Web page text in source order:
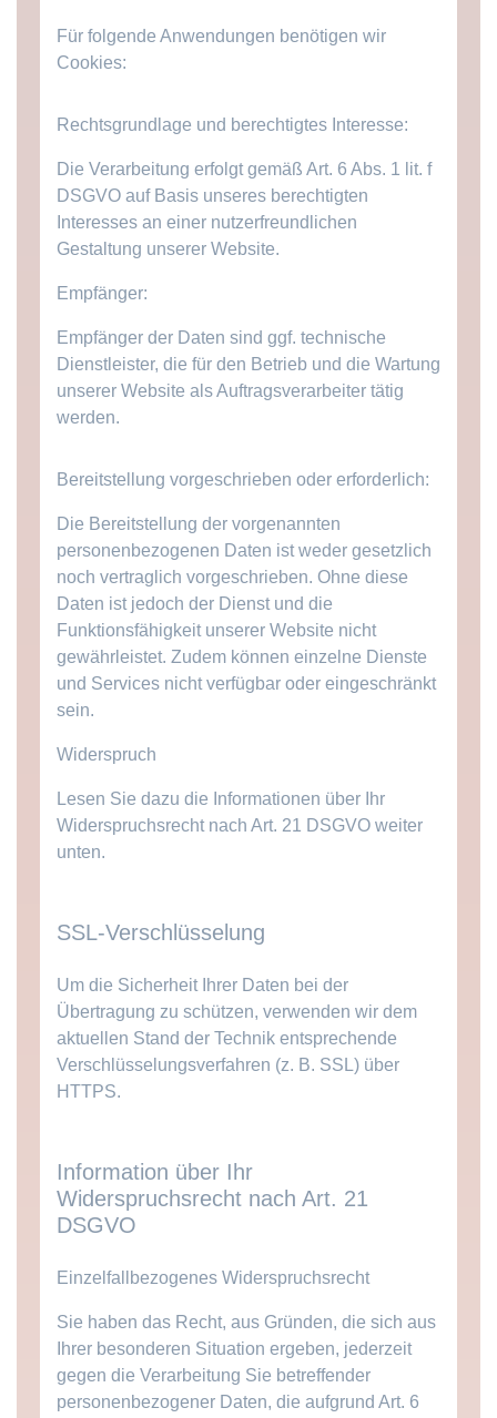
Für folgende Anwendungen benötigen wir
Cookies:
Rechtsgrundlage und berechtigtes Interesse:
Die Verarbeitung erfolgt gemäß Art. 6 Abs. 1 lit. f
DSGVO auf Basis unseres berechtigten
Interesses an einer nutzerfreundlichen
Gestaltung unserer Website.
Empfänger:
Empfänger der Daten sind ggf. technische
Dienstleister, die für den Betrieb und die Wartung
unserer Website als Auftragsverarbeiter tätig
werden.
Bereitstellung vorgeschrieben oder erforderlich:
Die Bereitstellung der vorgenannten
personenbezogenen Daten ist weder gesetzlich
noch vertraglich vorgeschrieben. Ohne diese
Daten ist jedoch der Dienst und die
Funktionsfähigkeit unserer Website nicht
gewährleistet. Zudem können einzelne Dienste
und Services nicht verfügbar oder eingeschränkt
sein.
Widerspruch
Lesen Sie dazu die Informationen über Ihr
Widerspruchsrecht nach Art. 21 DSGVO weiter
unten.
SSL-Verschlüsselung
Um die Sicherheit Ihrer Daten bei der
Übertragung zu schützen, verwenden wir dem
aktuellen Stand der Technik entsprechende
Verschlüsselungsverfahren (z. B. SSL) über
HTTPS.
Information über Ihr
Widerspruchsrecht nach Art. 21
DSGVO
Einzelfallbezogenes Widerspruchsrecht
Sie haben das Recht, aus Gründen, die sich aus
Ihrer besonderen Situation ergeben, jederzeit
gegen die Verarbeitung Sie betreffender
personenbezogener Daten, die aufgrund Art. 6